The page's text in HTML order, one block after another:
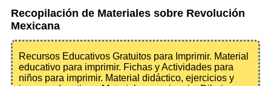
Recopilación de Materiales sobre Revolución
Mexicana
Recursos Educativos Gratuitos para Imprimir. Material
educativo para imprimir. Fichas y Actividades para
niños para imprimir. Material didáctico, ejercicios y